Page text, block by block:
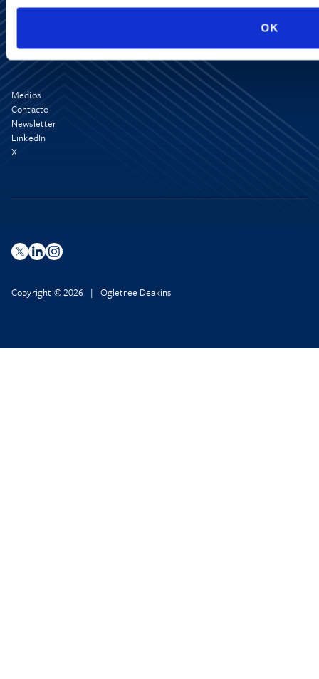
OK
Medios
Contacto
Newsletter
LinkedIn
X
Copyright © 2026 | Ogletree Deakins